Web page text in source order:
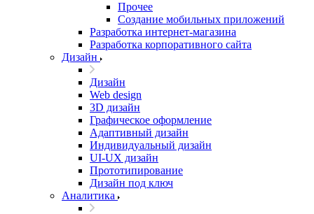
Прочее
Создание мобильных приложений
Разработка интернет-магазина
Разработка корпоративного сайта
Дизайн
Дизайн
Web design
3D дизайн
Графическое оформление
Адаптивный дизайн
Индивидуальный дизайн
UI‑UX дизайн
Прототипирование
Дизайн под ключ
Аналитика